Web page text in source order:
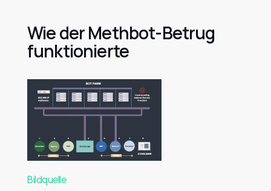
Wie der Methbot-Betrug
funktionierte
Bildquelle